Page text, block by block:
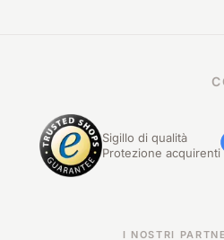
Sigillo di qualità
Protezione acquirenti
I NOSTRI